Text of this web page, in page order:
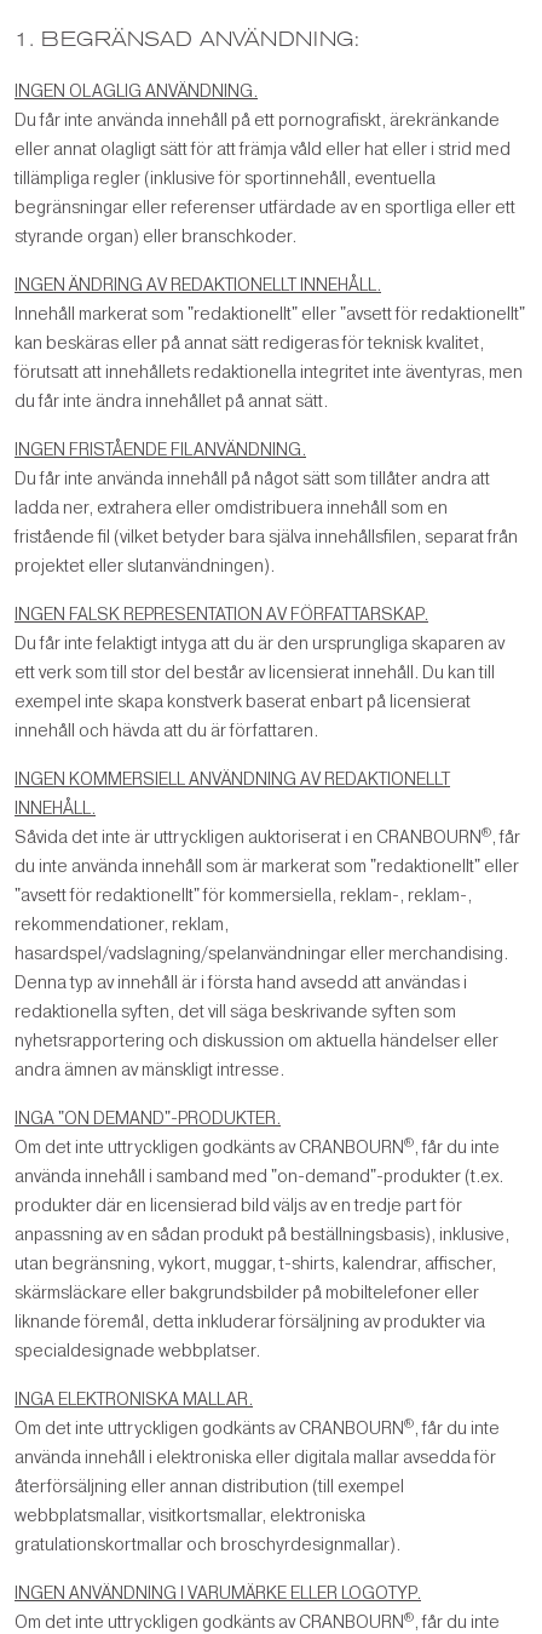
1. BEGRÄNSAD ANVÄNDNING:
INGEN OLAGLIG ANVÄNDNING.
Du får inte använda innehåll på ett pornografiskt, ärekränkande
eller annat olagligt sätt för att främja våld eller hat eller i strid med
tillämpliga regler (inklusive för sportinnehåll, eventuella
begränsningar eller referenser utfärdade av en sportliga eller ett
styrande organ) eller branschkoder.
INGEN ÄNDRING AV REDAKTIONELLT INNEHÅLL.
Innehåll markerat som "redaktionellt" eller "avsett för redaktionellt"
kan beskäras eller på annat sätt redigeras för teknisk kvalitet,
förutsatt att innehållets redaktionella integritet inte äventyras, men
du får inte ändra innehållet på annat sätt.
INGEN FRISTÅENDE FILANVÄNDNING.
Du får inte använda innehåll på något sätt som tillåter andra att
ladda ner, extrahera eller omdistribuera innehåll som en
fristående fil (vilket betyder bara själva innehållsfilen, separat från
projektet eller slutanvändningen).
INGEN FALSK REPRESENTATION AV FÖRFATTARSKAP.
Du får inte felaktigt intyga att du är den ursprungliga skaparen av
ett verk som till stor del består av licensierat innehåll. Du kan till
exempel inte skapa konstverk baserat enbart på licensierat
innehåll och hävda att du är författaren.
INGEN KOMMERSIELL ANVÄNDNING AV REDAKTIONELLT
INNEHÅLL.
Såvida det inte är uttryckligen auktoriserat i en CRANBOURN®, får
du inte använda innehåll som är markerat som "redaktionellt" eller
"avsett för redaktionellt" för kommersiella, reklam-, reklam-,
rekommendationer, reklam,
hasardspel/vadslagning/spelanvändningar eller merchandising.
Denna typ av innehåll är i första hand avsedd att användas i
redaktionella syften, det vill säga beskrivande syften som
nyhetsrapportering och diskussion om aktuella händelser eller
andra ämnen av mänskligt intresse.
INGA "ON DEMAND"-PRODUKTER.
Om det inte uttryckligen godkänts av CRANBOURN®, får du inte
använda innehåll i samband med "on-demand"-produkter (t.ex.
produkter där en licensierad bild väljs av en tredje part för
anpassning av en sådan produkt på beställningsbasis), inklusive,
utan begränsning, vykort, muggar, t-shirts, kalendrar, affischer,
skärmsläckare eller bakgrundsbilder på mobiltelefoner eller
liknande föremål, detta inkluderar försäljning av produkter via
specialdesignade webbplatser.
INGA ELEKTRONISKA MALLAR.
Om det inte uttryckligen godkänts av CRANBOURN®, får du inte
använda innehåll i elektroniska eller digitala mallar avsedda för
återförsäljning eller annan distribution (till exempel
webbplatsmallar, visitkortsmallar, elektroniska
gratulationskortmallar och broschyrdesignmallar).
INGEN ANVÄNDNING I VARUMÄRKE ELLER LOGOTYP.
Om det inte uttryckligen godkänts av CRANBOURN®, får du inte